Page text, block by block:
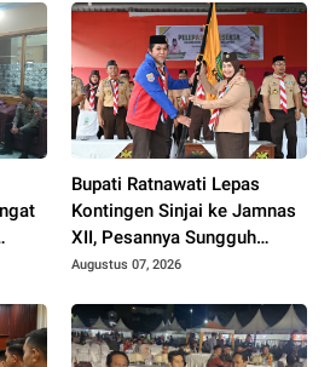
Bupati Ratnawati Lepas
Kontingen Sinjai ke Jamnas
XII, Pesannya Sungguh
Menggugah Hati
Augustus 07, 2026